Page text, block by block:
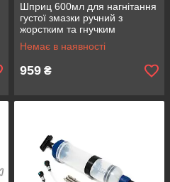
Шприц 600мл для нагнітання
густої змазки ручний з
жорстким та гнучким
накінечниками "Profi" Forsage
F-07042
Немає в наявності
959 ₴